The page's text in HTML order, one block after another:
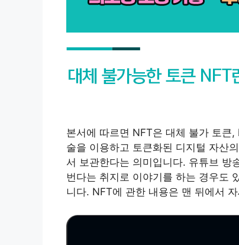
본서에 따르면 NFT은 대체 불가 토
술을 이용하고 토큰화된 디지털 자산
서 보관한다는 의미입니다. 유튜브 방
번다는 취지로 이야기를 하는 경우도
니다. NFT에 관한 내용은 맨 뒤에서